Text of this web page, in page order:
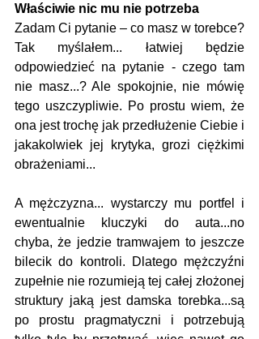
Właściwie nic mu nie potrzeba
Zadam Ci pytanie – co masz w torebce?
Tak myślałem... łatwiej będzie
odpowiedzieć na pytanie - czego tam
nie masz...? Ale spokojnie, nie mówię
tego uszczypliwie. Po prostu wiem, że
ona jest trochę jak przedłużenie Ciebie i
jakakolwiek jej krytyka, grozi ciężkimi
obrażeniami...
A mężczyzna... wystarczy mu portfel i
ewentualnie kluczyki do auta...no
chyba, że jedzie tramwajem to jeszcze
bilecik do kontroli. Dlatego mężczyźni
zupełnie nie rozumieją tej całej złożonej
struktury jaką jest damska torebka...są
po prostu pragmatyczni i potrzebują